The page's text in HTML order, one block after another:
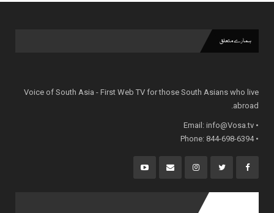
ہمارے متعلق
Voice of South Asia - First Web TV for those South Asians who live
abroad.
• Email:
info@Vosa.tv
• Phone: 844-698-6394